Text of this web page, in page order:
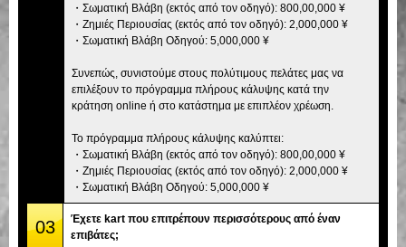
・Σωματική Βλάβη (εκτός από τον οδηγό): 800,00,000 ¥
・Ζημιές Περιουσίας (εκτός από τον οδηγό): 2,000,000 ¥
・Σωματική Βλάβη Οδηγού: 5,000,000 ¥
Συνεπώς, συνιστούμε στους πολύτιμους πελάτες μας να
επιλέξουν το πρόγραμμα πλήρους κάλυψης κατά την
κράτηση online ή στο κατάστημα με επιπλέον χρέωση.
Το πρόγραμμα πλήρους κάλυψης καλύπτει:
・Σωματική Βλάβη (εκτός από τον οδηγό): 800,00,000 ¥
・Ζημιές Περιουσίας (εκτός από τον οδηγό): 2,000,000 ¥
・Σωματική Βλάβη Οδηγού: 5,000,000 ¥
03
Έχετε kart που επιτρέπουν περισσότερους από έναν
επιβάτες;